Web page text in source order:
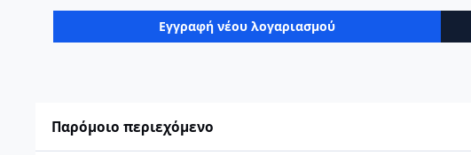
Εγγραφή νέου λογαριασμού
Παρόμοιο περιεχόμενο